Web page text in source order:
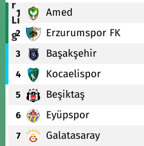
1 Amed
2 Erzurumspor FK
3 Başakşehir
4 Kocaelispor
5 Beşiktaş
6 Eyüpspor
7 Galatasaray